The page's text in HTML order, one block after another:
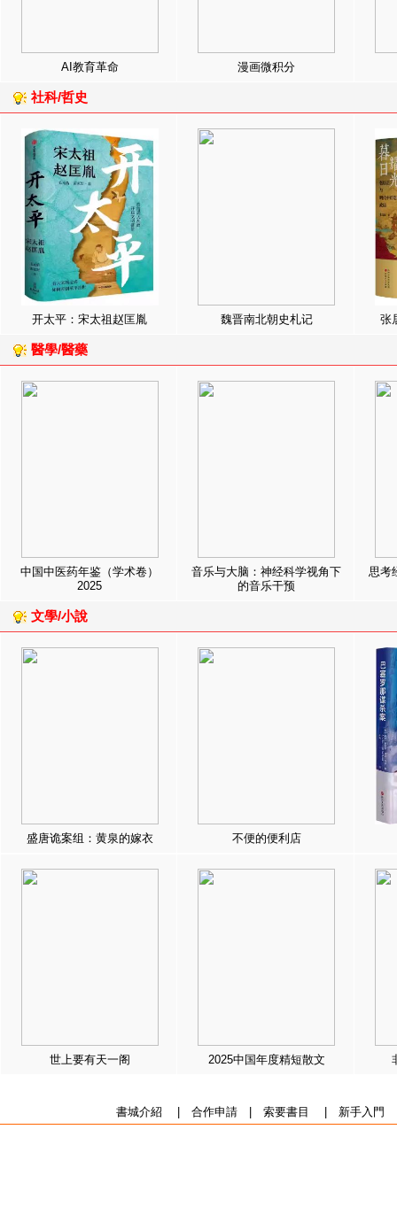
AI教育革命 漫画微积分
社科/哲史
开太平：宋太祖赵匡胤 魏晋南北朝史札记 张
醫學/醫藥
中国中医药年鉴（学术卷）
2025
音乐与大脑：神经科学视角下
的音乐干预
思考
文學/小說
盛唐诡案组：黄泉的嫁衣 不便的便利店
世上要有天一阁 2025中国年度精短散文
書城介紹 合作申請| 索要書目 新手入門